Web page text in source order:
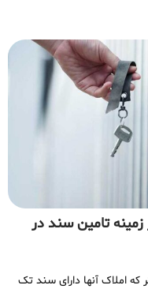
تامین سند در
املاک آنها دارای سند تک